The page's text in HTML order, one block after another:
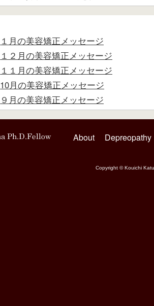
１月の美容矯正メッセージ
１２月の美容矯正メッセージ
１１月の美容矯正メッセージ
10月の美容矯正メッセージ
９月の美容矯正メッセージ
About Depreopathy
Copyright © Kouichi